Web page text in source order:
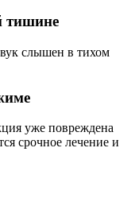
тишине
слышен в тихом
уже повреждена
срочное лечение и